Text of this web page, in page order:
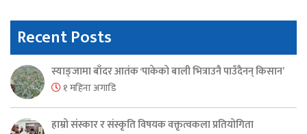
Recent Posts
स्याङ्जामा बाँदर आतंक ‘पाकेको बाली भित्राउनै पाउँदैनन् किसान’
१ महिना अगाडि
हाम्रो संस्कार र संस्कृति विषयक वक्तृत्वकला प्रतियोगिता